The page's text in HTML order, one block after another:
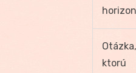
Otázka,
ktorú